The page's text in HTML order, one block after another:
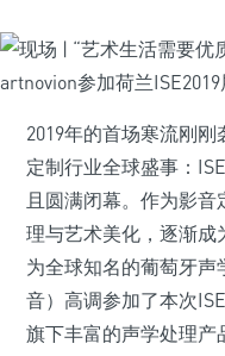
2019年的首场寒流刚
定制行业全球盛事：
且圆满闭幕。作为影
理与艺术美化，逐渐成
为全球知名的葡萄牙声
音）高调参加了本次
旗下丰富的声学处理产